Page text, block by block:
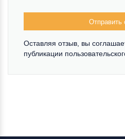
Отправить
Оставляя отзыв, вы
публикации